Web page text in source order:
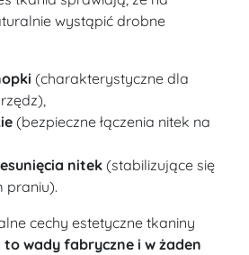
wystąpić drobne
(charakterystyczne dla
(bezpieczne łączenia nitek na
nitek (stabilizujące się
praniu).
cechy estetyczne tkaniny
to wady fabryczne i w żaden